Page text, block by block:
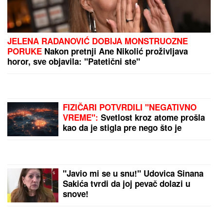
KRVAVI EVRIDok su Milica i Marko mučili pekara
"ŽELIM BEBU"Jelena Gavrilović
kažem da odustajem"
DVOJICA RADNIKA POVREĐENA U